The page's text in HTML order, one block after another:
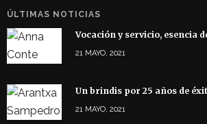
ÚLTIMAS NOTICIAS
Vocación y servicio, esencia
21 MAYO, 2021
Un brindis por 25 años de
21 MAYO, 2021